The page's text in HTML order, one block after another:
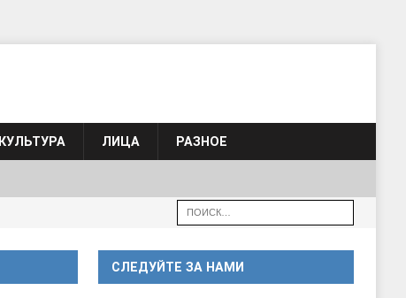
КУЛЬТУРА ЛИЦА РАЗНОЕ
СЛЕДУЙТЕ ЗА НАМИ